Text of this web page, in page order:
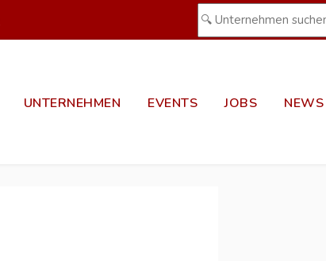
UNTERNEHMEN EVENTS JOBS NEWS